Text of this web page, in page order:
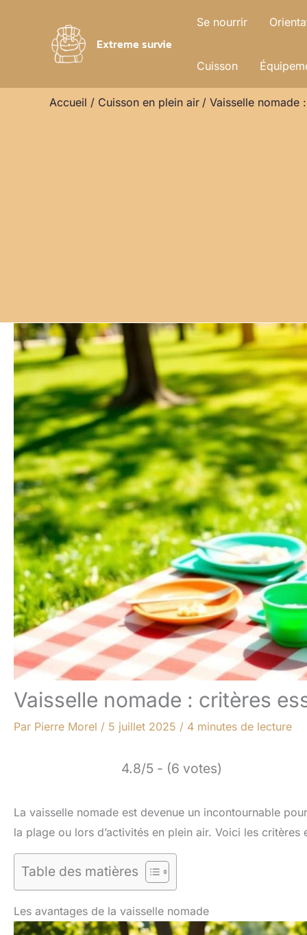
Extreme survie
Se nourrir
Cuisson
Accueil Cuisson en plein air Vaisselle nomade
Vaisselle nomade : critères
Par Pierre Morel / 5 juillet 2025 / 4 minutes de lecture
4.8/5 - (6 votes)
La vaisselle nomade est devenue un incontournable
la plage ou lors d’activités en plein air. Voici les
Table des matières
Les avantages de la vaisselle nomade